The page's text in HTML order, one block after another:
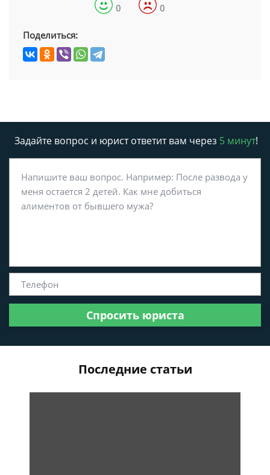
0 0
Поделиться:
Задайте вопрос и юрист ответит вам через 5 минут!
Спросить юриста
Последние статьи